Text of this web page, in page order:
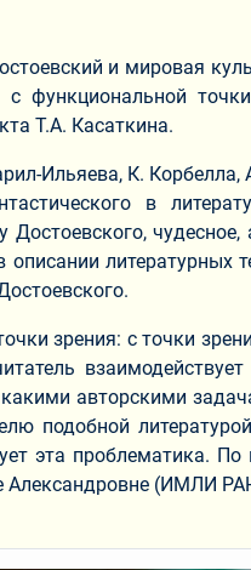
и мировая
с функциональной
Т.А. Касаткина.
Ильяева, К.
в
литературных
зрения: с точки
авторскими
подобной
эта проблематика.
Александровне (ИМЛИ